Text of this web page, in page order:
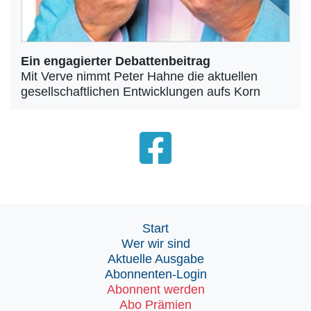
Ein engagierter Debattenbeitrag
Mit Verve nimmt Peter Hahne die aktuellen
gesellschaftlichen Entwicklungen aufs Korn
Start
Wer wir sind
Aktuelle Ausgabe
Abonnenten-Login
Abonnent werden
Abo Prämien